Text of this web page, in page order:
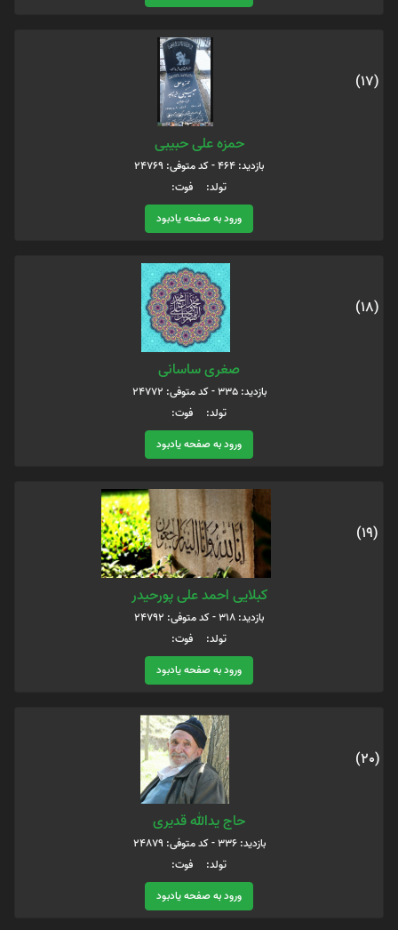
(17)
حمزه علی حبیبی
بازدید: 464 - کد متوفی: 24769
تولد: فوت:
ورود به صفحه یادبود
(18)
صغری ساسانی
بازدید: 335 - کد متوفی: 24772
تولد: فوت:
ورود به صفحه یادبود
(19)
کبلایی احمد علی پورحیدر
بازدید: 318 - کد متوفی: 24792
تولد: فوت:
ورود به صفحه یادبود
(20)
حاج یدالله قدیری
بازدید: 336 - کد متوفی: 24879
تولد: فوت:
ورود به صفحه یادبود